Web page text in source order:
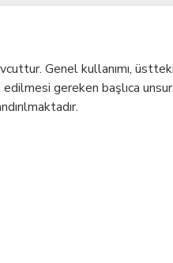
Genel kullanımı,
gereken başlıca